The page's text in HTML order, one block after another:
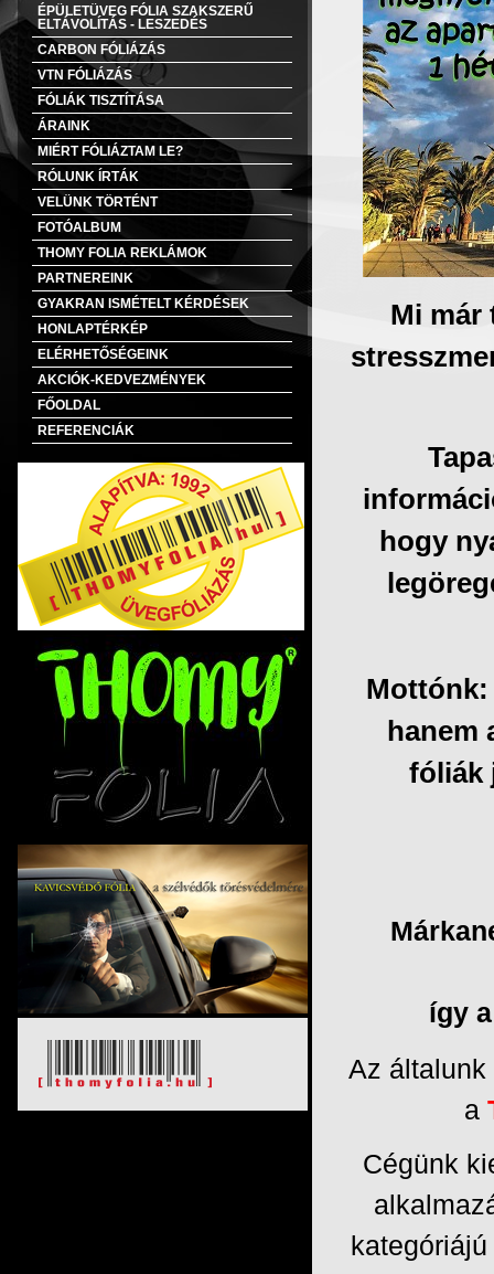
ÉPÜLETÜVEG FÓLIA SZAKSZERŰ
ELTÁVOLÍTÁS - LESZEDÉS
CARBON FÓLIÁZÁS
VTN FÓLIÁZÁS
FÓLIÁK TISZTÍTÁSA
ÁRAINK
MIÉRT FÓLIÁZTAM LE?
RÓLUNK ÍRTÁK
VELÜNK TÖRTÉNT
FOTÓALBUM
THOMY FOLIA REKLÁMOK
PARTNEREINK
GYAKRAN ISMÉTELT KÉRDÉSEK
HONLAPTÉRKÉP
ELÉRHETŐSÉGEINK
AKCIÓK-KEDVEZMÉNYEK
FŐOLDAL
REFERENCIÁK
Mi már
hogy
Mottónk:
hanem
fóliák
így
Az
a
Cégünk